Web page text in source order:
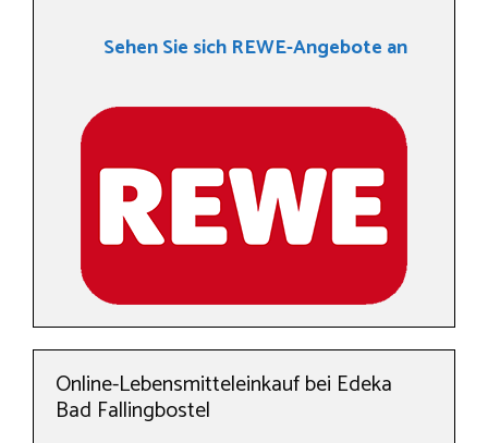
Sehen Sie sich REWE-Angebote an
Online-Lebensmitteleinkauf bei Edeka
Bad Fallingbostel